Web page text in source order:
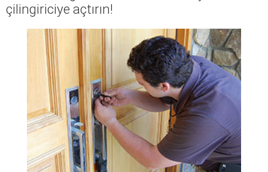
çilingiriciye açtırın!